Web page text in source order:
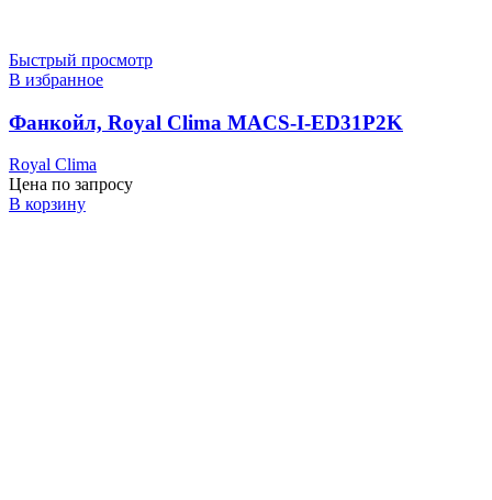
Быстрый просмотр
В избранное
Фанкойл, Royal Clima MACS-I-ED31P2K
Royal Clima
Цена по запросу
В корзину